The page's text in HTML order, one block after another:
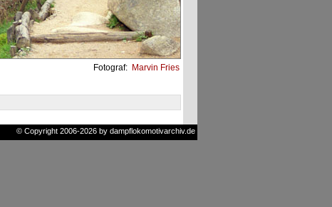
Fotograf: Marvin Fries
© Copyright 2006-2026 by dampflokomotivarchiv.de